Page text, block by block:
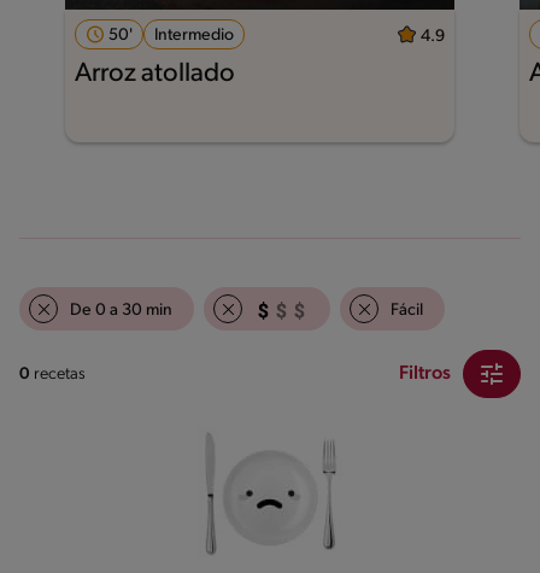
50' Intermedio 4.9
Arroz atollado
De 0 a 30 min Fácil
0 recetas Filtros